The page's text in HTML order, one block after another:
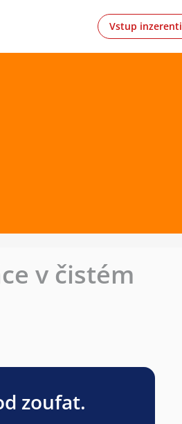
Vstup inzerenti
v čistém
zoufat.